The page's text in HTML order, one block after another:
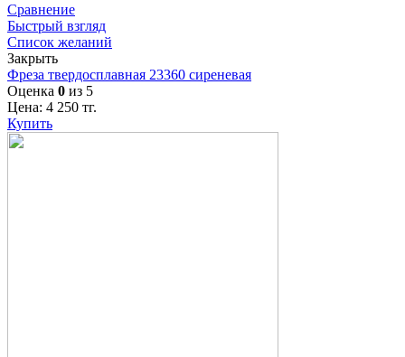
Сравнение
Быстрый взгляд
Список желаний
Закрыть
Фреза твердосплавная 23360 сиреневая
Оценка 0 из 5
Цена: 4 250 тг.
Купить